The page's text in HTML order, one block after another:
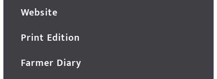
Website
Print Edition
Farmer Diary